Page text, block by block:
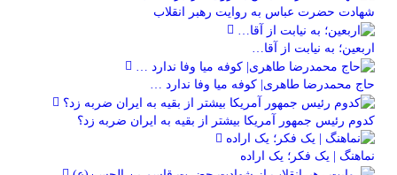
شهادت حضرت عباس به روایت رهبر انقلاب
اربعین؛ به نیابت از آقا…
حاج محمدرضا طاهری| کوفه میا وفا ندارد …
کدوم رئیس جمهور آمریکا بیشتر از بقیه به ایران ضربه زد؟
نماهنگ | یک فکر؛ یک اراده